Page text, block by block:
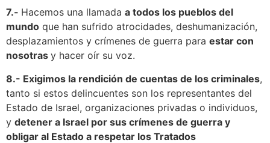
7.- Hacemos una llamada a todos los pueblos del
mundo que han sufrido atrocidades, deshumanización,
desplazamientos y crímenes de guerra para estar con
nosotras y hacer oír su voz.
8.- Exigimos la rendición de cuentas de los criminales,
tanto si estos delincuentes son los representantes del
Estado de Israel, organizaciones privadas o individuos,
y detener a Israel por sus crímenes de guerra y
obligar al Estado a respetar los Tratados